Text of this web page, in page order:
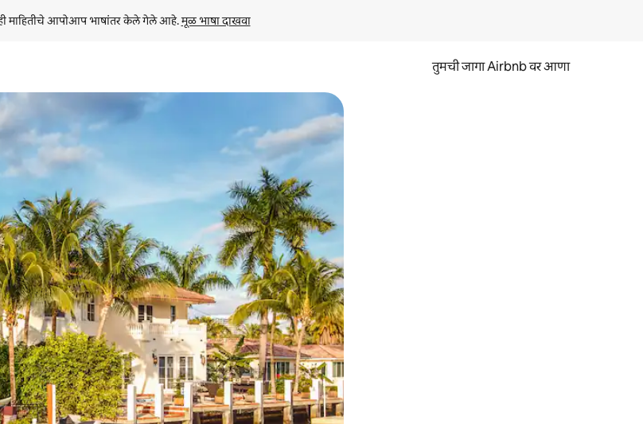
माहितीचे आपोआप भाषांतर केले गेले आहे. मूळ भाषा दाखवा
तुमची जागा Airbnb वर आणा
करा किंवा स्पर्शाने स्वाइप जेश्चर्स वापरून एक्सप्लोर करा.